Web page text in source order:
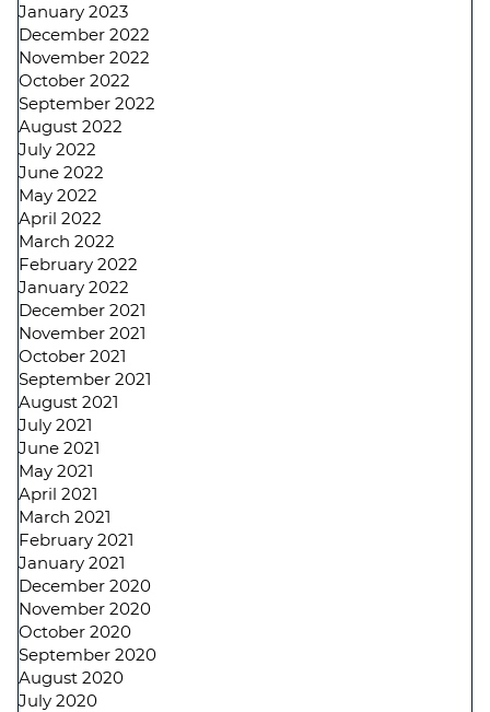
January 2023
December 2022
November 2022
October 2022
September 2022
August 2022
July 2022
June 2022
May 2022
April 2022
March 2022
February 2022
January 2022
December 2021
November 2021
October 2021
September 2021
August 2021
July 2021
June 2021
May 2021
April 2021
March 2021
February 2021
January 2021
December 2020
November 2020
October 2020
September 2020
August 2020
July 2020